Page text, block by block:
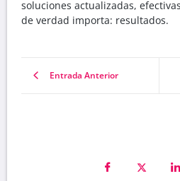
soluciones actualizadas,
de verdad importa: resultados.
Entrada Anterior